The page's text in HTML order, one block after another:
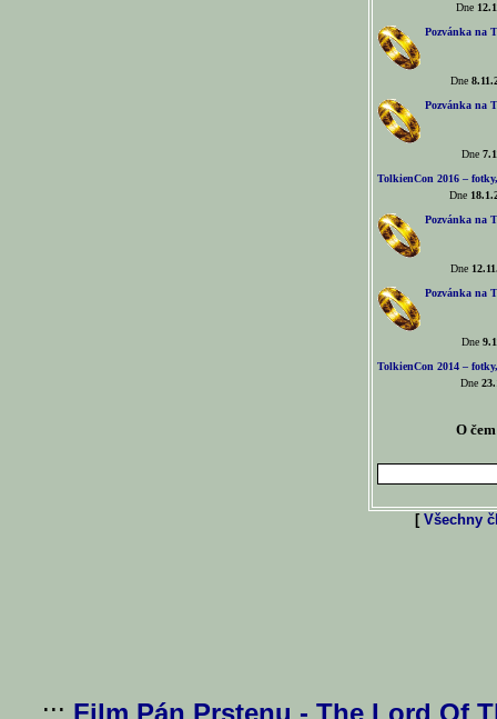
Dne
Pozvánka na
Dne
Pozvánka na
Dne
TolkienCon 2016 –
Dne
Pozvánka na
Dne
Pozvánka na
Dne
TolkienCon 2014 –
Dne
O
[ Všechny
...::: Film Pán Prstenu - The Lord Of